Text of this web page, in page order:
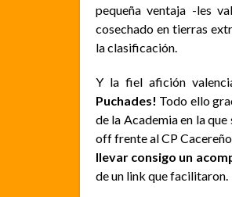
pequeña ventaja -les
cosechado en tierras
la clasificación.
Y la fiel afición
Puchades! Todo ello
de la Academia en la
off frente al CP
llevar consigo un
de un link que facilitaron.